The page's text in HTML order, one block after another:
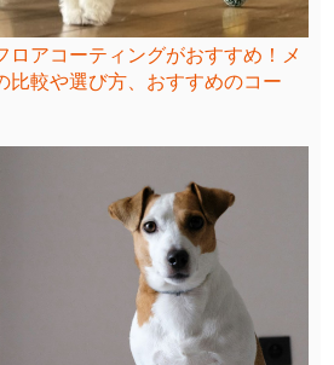
ロアコーティングがおすすめ！メ
比較や選び方、おすすめのコー